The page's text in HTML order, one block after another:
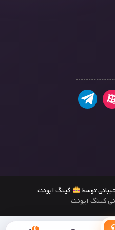
توسط کینگ ایونت
کینگ ایونت